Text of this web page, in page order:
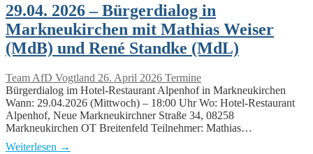
29.04. 2026 – Bürgerdialog in
Markneukirchen mit Mathias Weiser
(MdB) und René Standke (MdL)
Team AfD Vogtland 26. April 2026 Termine
Bürgerdialog im Hotel-Restaurant Alpenhof in Markneukirchen
Wann: 29.04.2026 (Mittwoch) – 18:00 Uhr Wo: Hotel-Restaurant
Alpenhof, Neue Markneukirchner Straße 34, 08258
Markneukirchen OT Breitenfeld Teilnehmer: Mathias…
Weiterlesen →